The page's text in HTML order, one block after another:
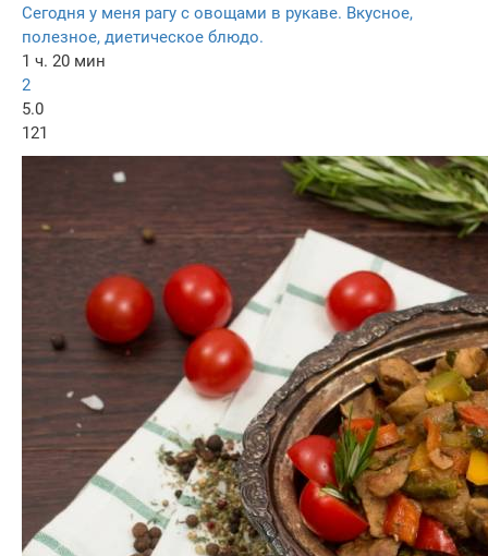
Сегодня у меня рагу с овощами в рукаве. Вкусное,
полезное, диетическое блюдо.
1 ч. 20 мин
2
5.0
121